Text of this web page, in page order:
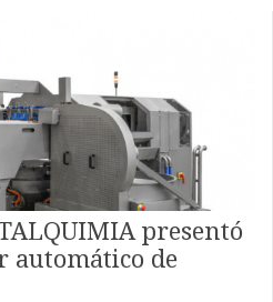
presentó
automático de